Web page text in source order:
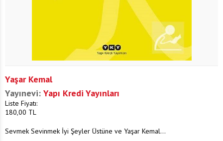
Yaşar Kemal
Yayınevi: Yapı Kredi Yayınları
Liste Fiyatı:
180,00 TL
Sevmek Sevinmek İyi Şeyler Üstüne ve Yaşar Kemal...